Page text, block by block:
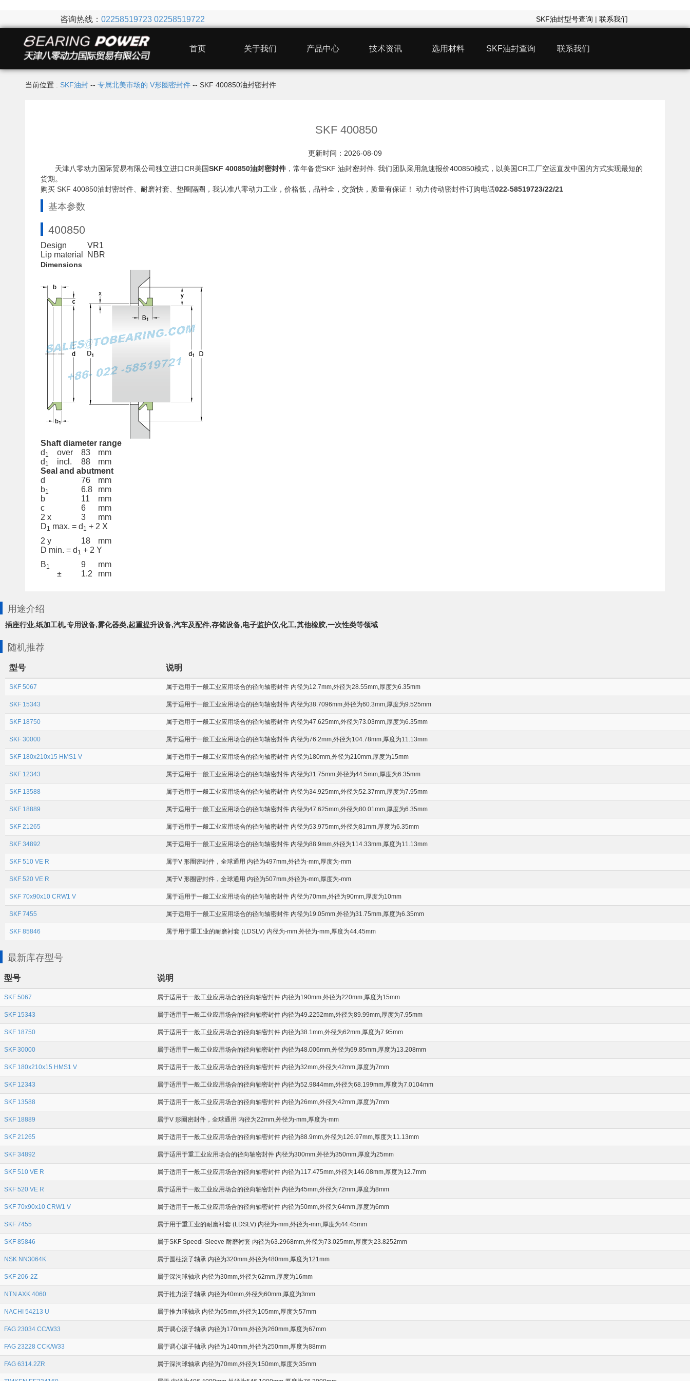
咨询热线： 02258519723 02258519722 SKF油封型号查询 |联系我们
首页 关于我们 产品中心 技术资讯 选用材料 SKF油封查询 联系我们
当前位置 : SKF油封-- 专属北美市场的 V形圈密封件-- SKF 400850油封密封件
SKF 400850
更新时间：2026-08-09
天津八零动力国际贸易有限公司独立进口CR美国SKF 400850油封密封件，常年备货SKF 油封密封件. 我们团队采用急速报价400850模式，以美国CR工厂空运直发中国的方式实现最短的
货期。
购买 SKF 400850油封密封件、耐磨衬套、垫圈隔圈，我认准八零动力工业，价格低，品种全，交货快，质量有保证！ 动力传动密封件订购电话022-58519723/22/21
基本参数
400850
Design
VR1
Lip material
NBR
Dimensions
Shaft diameter range
d 1 over 83
mm
d 1 incl. 88
mm
Seal and abutment
d
76
mm
b1 6.8
mm
b
11
mm
c
6
mm
2 x
3
mm
D1 max. = d 1 + 2 X
2 y
18
mm
D min. = d 1 + 2 Y
B1 9
mm
±
1.2 mm
用途介绍
插座行业,纸加工机,专用设备,雾化器类,起重提升设备,汽车及配件,存储设备,电子监护仪,化工,其他橡胶,一次性类等领域
随机推荐
型号 说明
SKF 5067 属于适用于一般工业应用场合的径向轴密封件 内径为12.7mm,外径为28.55mm,厚度为6.35mm
SKF 15343 属于适用于一般工业应用场合的径向轴密封件 内径为38.7096mm,外径为60.3mm,厚度为9.525mm
SKF 18750 属于适用于一般工业应用场合的径向轴密封件 内径为47.625mm,外径为73.03mm,厚度为6.35mm
SKF 30000 属于适用于一般工业应用场合的径向轴密封件 内径为76.2mm,外径为104.78mm,厚度为11.13mm
SKF 180x210x15 HMS1 V 属于适用于一般工业应用场合的径向轴密封件 内径为180mm,外径为210mm,厚度为15mm
SKF 12343 属于适用于一般工业应用场合的径向轴密封件 内径为31.75mm,外径为44.5mm,厚度为6.35mm
SKF 13588 属于适用于一般工业应用场合的径向轴密封件 内径为34.925mm,外径为52.37mm,厚度为7.95mm
SKF 18889 属于适用于一般工业应用场合的径向轴密封件 内径为47.625mm,外径为80.01mm,厚度为6.35mm
SKF 21265 属于适用于一般工业应用场合的径向轴密封件 内径为53.975mm,外径为81mm,厚度为6.35mm
SKF 34892 属于适用于一般工业应用场合的径向轴密封件 内径为88.9mm,外径为114.33mm,厚度为11.13mm
SKF 510 VE R 属于V 形圈密封件，全球通用 内径为497mm,外径为-mm,厚度为-mm
SKF 520 VE R 属于V 形圈密封件，全球通用 内径为507mm,外径为-mm,厚度为-mm
SKF 70x90x10 CRW1 V 属于适用于一般工业应用场合的径向轴密封件 内径为70mm,外径为90mm,厚度为10mm
SKF 7455 属于适用于一般工业应用场合的径向轴密封件 内径为19.05mm,外径为31.75mm,厚度为6.35mm
SKF 85846 属于用于重工业的耐磨衬套 (LDSLV) 内径为-mm,外径为-mm,厚度为44.45mm
最新库存型号
型号 说明
SKF 5067 属于适用于一般工业应用场合的径向轴密封件 内径为190mm,外径为220mm,厚度为15mm
SKF 15343 属于适用于一般工业应用场合的径向轴密封件 内径为49.2252mm,外径为89.99mm,厚度为7.95mm
SKF 18750 属于适用于一般工业应用场合的径向轴密封件 内径为38.1mm,外径为62mm,厚度为7.95mm
SKF 30000 属于适用于一般工业应用场合的径向轴密封件 内径为48.006mm,外径为69.85mm,厚度为13.208mm
SKF 180x210x15 HMS1 V 属于适用于一般工业应用场合的径向轴密封件 内径为32mm,外径为42mm,厚度为7mm
SKF 12343 属于适用于一般工业应用场合的径向轴密封件 内径为52.9844mm,外径为68.199mm,厚度为7.0104mm
SKF 13588 属于适用于一般工业应用场合的径向轴密封件 内径为26mm,外径为42mm,厚度为7mm
SKF 18889 属于V 形圈密封件，全球通用 内径为22mm,外径为-mm,厚度为-mm
SKF 21265 属于适用于一般工业应用场合的径向轴密封件 内径为88.9mm,外径为126.97mm,厚度为11.13mm
SKF 34892 属于适用于重工业应用场合的径向轴密封件 内径为300mm,外径为350mm,厚度为25mm
SKF 510 VE R 属于适用于一般工业应用场合的径向轴密封件 内径为117.475mm,外径为146.08mm,厚度为12.7mm
SKF 520 VE R 属于适用于一般工业应用场合的径向轴密封件 内径为45mm,外径为72mm,厚度为8mm
SKF 70x90x10 CRW1 V 属于适用于一般工业应用场合的径向轴密封件 内径为50mm,外径为64mm,厚度为6mm
SKF 7455 属于用于重工业的耐磨衬套 (LDSLV) 内径为-mm,外径为-mm,厚度为44.45mm
SKF 85846 属于SKF Speedi-Sleeve 耐磨衬套 内径为63.2968mm,外径为73.025mm,厚度为23.8252mm
NSK NN3064K 属于圆柱滚子轴承 内径为320mm,外径为480mm,厚度为121mm
SKF 206-2Z 属于深沟球轴承 内径为30mm,外径为62mm,厚度为16mm
NTN AXK 4060 属于推力滚子轴承 内径为40mm,外径为60mm,厚度为3mm
NACHI 54213 U 属于推力球轴承 内径为65mm,外径为105mm,厚度为57mm
FAG 23034 CC/W33 属于调心滚子轴承 内径为170mm,外径为260mm,厚度为67mm
FAG 23228 CCK/W33 属于调心滚子轴承 内径为140mm,外径为250mm,厚度为88mm
FAG 6314.2ZR 属于深沟球轴承 内径为70mm,外径为150mm,厚度为35mm